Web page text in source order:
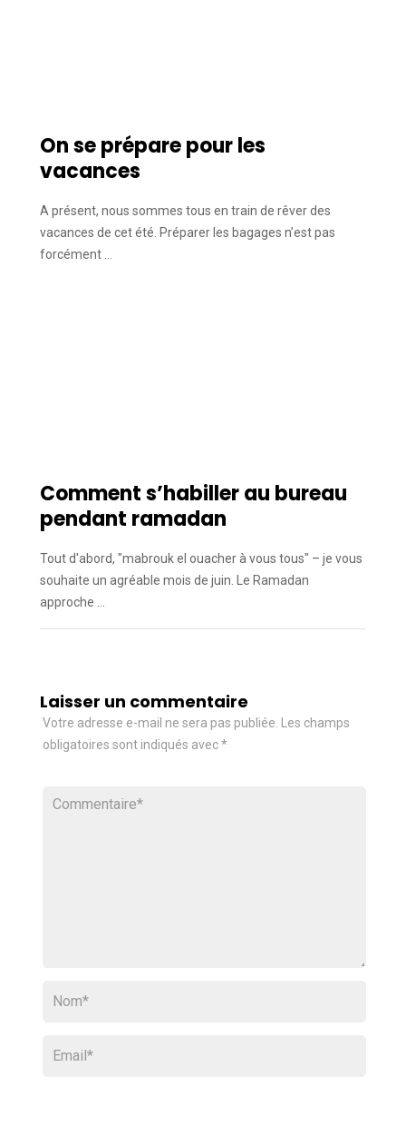
On se prépare pour les
vacances
A présent, nous sommes tous en train de rêver des
vacances de cet été. Préparer les bagages n’est pas
forcément …
Comment s’habiller au bureau
pendant ramadan
Tout d'abord, "mabrouk el ouacher à vous tous" – je vous
souhaite un agréable mois de juin. Le Ramadan
approche …
Laisser un commentaire
Votre adresse e-mail ne sera pas publiée. Les champs
obligatoires sont indiqués avec*